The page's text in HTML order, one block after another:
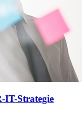
IT-Strategie